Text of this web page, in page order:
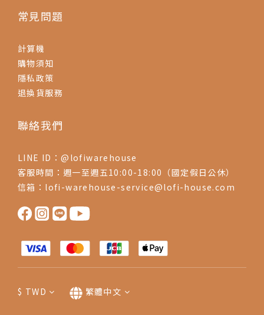
常見問題
計算機
購物須知
隱私政策
退換貨服務
聯絡我們
LINE ID：@lofiwarehouse
客服時間：週一至週五10:00-18:00（國定假日公休）
信箱：lofi-warehouse-service@lofi-house.com
$ TWD 繁體中文